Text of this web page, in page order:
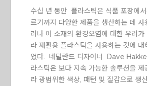
수십 년 동안 플라스틱은 식품 포장에서
르기까지 다양한 제품을 생산하는 데 사
러나 이 소재의 환경오염에 대한 우려가
라 재활용 플라스틱을 사용하는 것에 대
었다. 네덜란드 디자이너 Dave
라스틱은 보다 지속 가능한 솔루션을 제
라 광범위한 색상, 패턴 및 질감으로 생